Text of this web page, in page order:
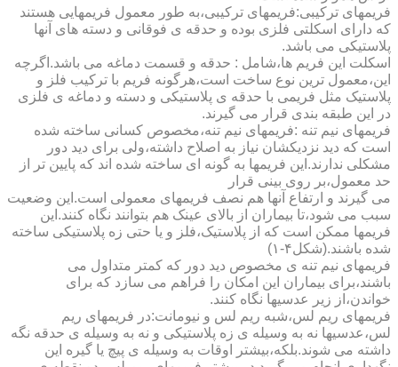
فریمهای ترکیبی:فریمهای ترکیبی،به طور معمول فریمهایی هستند
که دارای اسکلتی فلزی بوده و حدقه ی فوقانی و دسته های آنها
پلاستیکی می باشد.
اسکلت این فریم ها،شامل : حدقه و قسمت دماغه می باشد.اگرچه
این،معمول ترین نوع ساخت است،هرگونه فریم با ترکیب فلز و
پلاستیک مثل فریمی با حدقه ی پلاستیکی و دسته و دماغه ی فلزی
در این طبقه بندی قرار می گیرند.
فریمهای نیم تنه :فریمهای نیم تنه،مخصوص کسانی ساخته شده
است که دید نزدیکشان نیاز به اصلاح داشته،ولی برای دید دور
مشکلی ندارند.این فریمها به گونه ای ساخته شده اند که پایین تر از
حد معمول،بر روی بینی قرار
می گیرند و ارتفاع آنها هم نصف فریمهای معمولی است.این وضعیت
سبب می شود،تا بیماران از بالای عینک هم بتوانند نگاه کنند.این
فریمها ممکن است که از پلاستیک،فلز و یا حتی زه پلاستیکی ساخته
شده باشند.(شکل۴-۱)
فریمهای نیم تنه ی مخصوص دید دور که کمتر متداول می
باشند،برای بیماران این امکان را فراهم می سازد که برای
خواندن،از زیر عدسیها نگاه کنند.
فریمهای ریم لس،شبه ریم لس و نیومانت:در فریمهای ریم
لس،عدسیها نه به وسیله ی زه پلاستیکی و نه به وسیله ی حدقه نگه
داشته می شوند.بلکه،بیشتر اوقات به وسیله ی پیچ یا گیره این